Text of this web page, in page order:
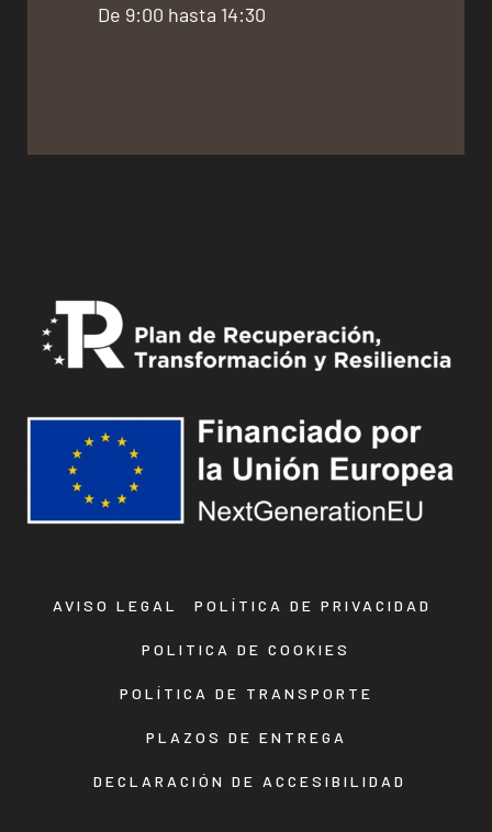
De 9:00 hasta 14:30
AVISO LEGAL POLÍTICA DE PRIVACIDAD
POLITICA DE COOKIES
POLÍTICA DE TRANSPORTE
PLAZOS DE ENTREGA
DECLARACIÓN DE ACCESIBILIDAD